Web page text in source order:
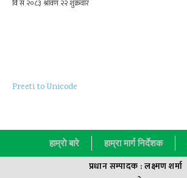
Preeti to Unicode
हाम्राे बारे हाम्रा मार्ग निर्देशक
प्रधान सम्पादक : लक्ष्मण शर्मा